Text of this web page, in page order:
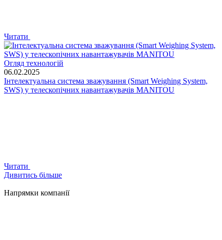
Читати
Огляд технологій
06.02.2025
Інтелектуальна система зважування (Smart Weighing System,
SWS) у телескопічних навантажувачів MANITOU
Читати
Дивитись більше
Напрямки компанії